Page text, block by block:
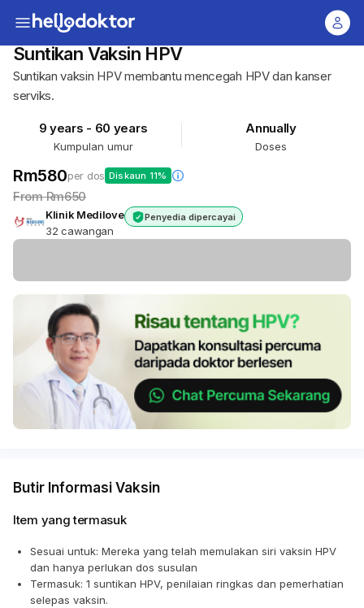
Suntikan Vaksin HPV
Suntikan vaksin HPV membantu mencegah HPV dan kanser
serviks.
9 years - 60 years
Kumpulan umur
Annually
Doses
Rm580per dos Diskaun 11%
FromRm650
Klinik Medilove
32 cawangan
Penyedia dipercayai
Butir Informasi Vaksin
Item yang termasuk
Sesuai untuk: Mereka yang telah memulakan siri vaksin HPV
dan hanya perlukan dos susulan
Termasuk: 1 suntikan HPV, penilaian ringkas dan pemerhatian
selepas vaksin.